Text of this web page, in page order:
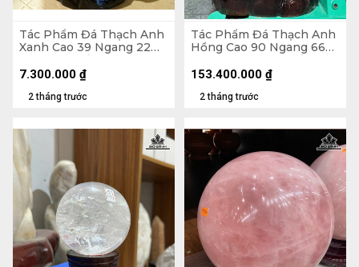
Tác Phẩm Đá Thạch Anh
Xanh Cao 39 Ngang 22
(cm) - Cả Đế Cao 56 -
19,5kg
2 tháng trước
7.300.000 ₫
Tác Phẩm Đá Thạch Anh
Hồng Cao 90 Ngang 66
Sâu 39 (cm) - Cả Đế Cao
142 - 293kg
2 tháng trước
153.400.000 ₫